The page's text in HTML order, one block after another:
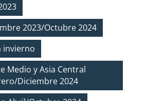
2023/Octubre 2024
invierno
Medio y Asia Central
Diciembre 2024